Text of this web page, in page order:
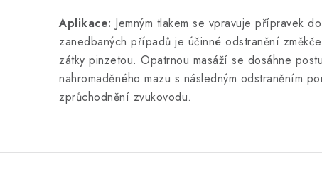
Aplikace: Jemným tlakem se vpravuje přípravek
zanedbaných případů je účinné odstranění
zátky pinzetou. Opatrnou masáží se dosáhne
nahromaděného mazu s následným odstraněním
zprůchodnění zvukovodu.